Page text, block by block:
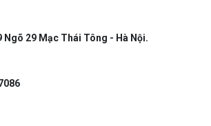
Ngõ 29 Mạc Thái Tông - Hà Nội.